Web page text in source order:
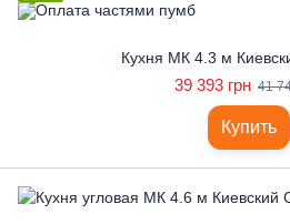
Кухня МК 4.3 м
39 393 грн 41
Купить